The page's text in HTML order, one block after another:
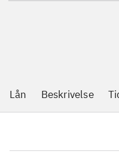
Lån Beskrivelse